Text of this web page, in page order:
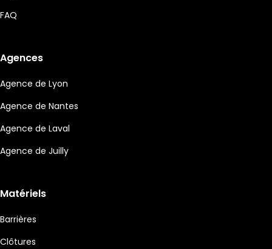
FAQ
Agences
Agence de Lyon
Agence de Nantes
Agence de Laval
Agence de Juilly
Matériels
Barrières
Clôtures